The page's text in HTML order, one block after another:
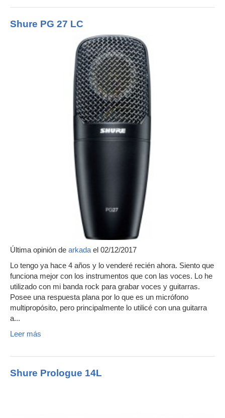
Shure PG 27 LC
Última opinión de arkada el 02/12/2017
Lo tengo ya hace 4 años y lo venderé recién ahora. Siento que
funciona mejor con los instrumentos que con las voces. Lo he
utilizado con mi banda rock para grabar voces y guitarras.
Posee una respuesta plana por lo que es un micrófono
multipropósito, pero principalmente lo utilicé con una guitarra
a...
Leer más
Shure Prologue 14L